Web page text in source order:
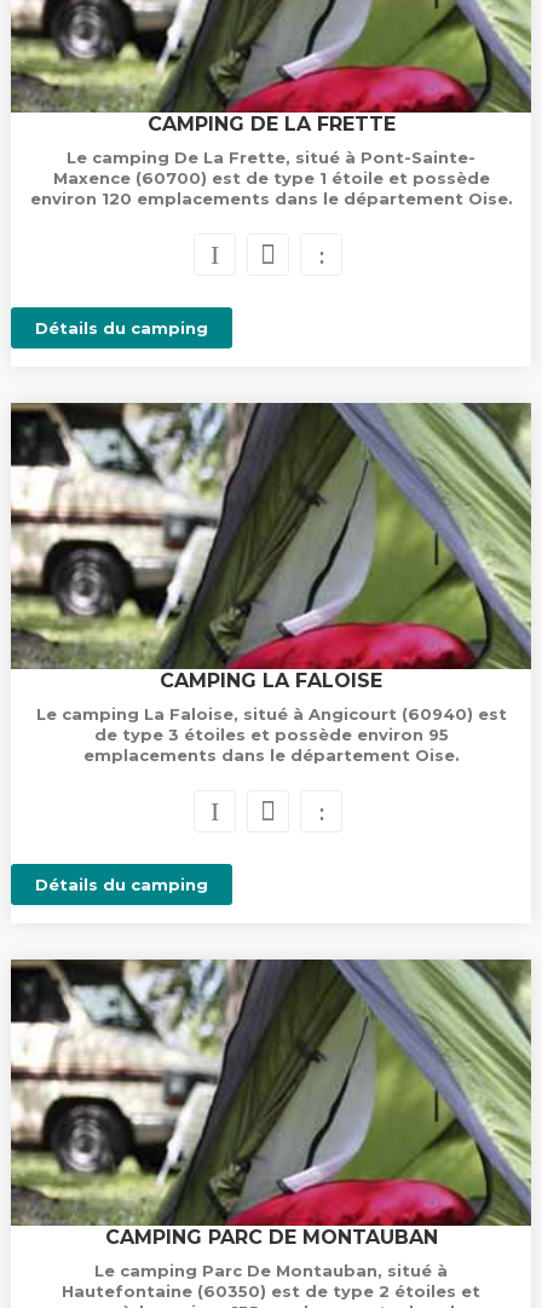
CAMPING DE LA FRETTE
Le camping De La Frette, situé à Pont-Sainte-
Maxence (60700) est de type 1 étoile et possède
environ 120 emplacements dans le département Oise.
Détails du camping
CAMPING LA FALOISE
Le camping La Faloise, situé à Angicourt (60940) est
de type 3 étoiles et possède environ 95
emplacements dans le département Oise.
Détails du camping
CAMPING PARC DE MONTAUBAN
Le camping Parc De Montauban, situé à
Hautefontaine (60350) est de type 2 étoiles et